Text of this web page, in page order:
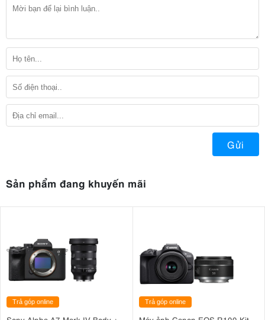
Gửi
Sản phẩm đang khuyến mãi
Trả góp online Trả góp online